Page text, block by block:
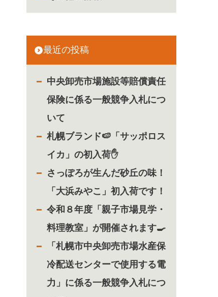
最近の投稿
中央卸売市場施設等賠償責任
保険に係る一般競争入札につ
いて
札幌ブランド🍉「サッポロス
イカ」の初入荷✋
さっぽろが生んだ砂丘の味！
「大浜みやこ」初入荷です！
令和８年度「親子市場見学・
料理教室」が開催されます🍳
「札幌市中央卸売市場水産保
冷配送センターで使用する電
力」に係る一般競争入札につ